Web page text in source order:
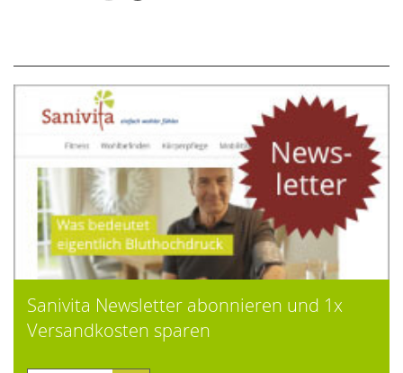
Sanivita Newsletter abonnieren und 1x
Versandkosten sparen